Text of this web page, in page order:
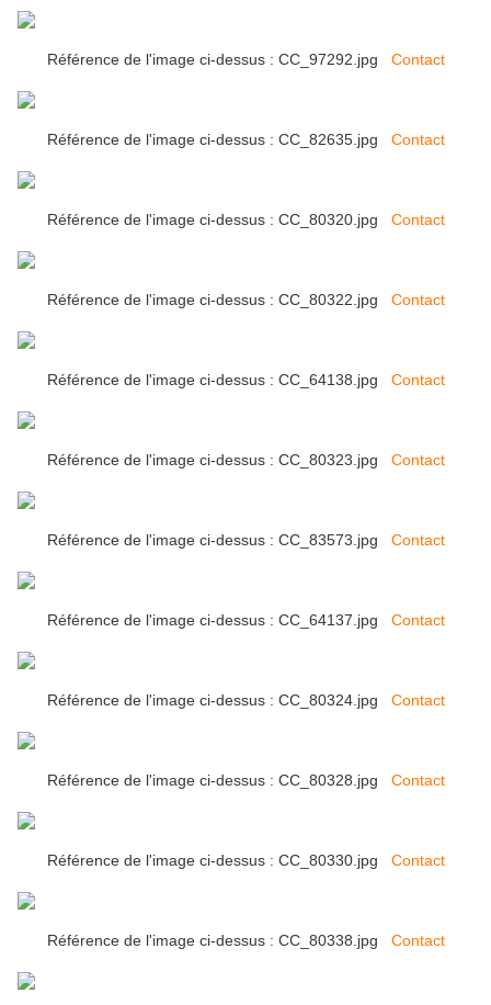
Référence de l'image ci-dessus : CC_97292.jpg Contact
Référence de l'image ci-dessus : CC_82635.jpg Contact
Référence de l'image ci-dessus : CC_80320.jpg Contact
Référence de l'image ci-dessus : CC_80322.jpg Contact
Référence de l'image ci-dessus : CC_64138.jpg Contact
Référence de l'image ci-dessus : CC_80323.jpg Contact
Référence de l'image ci-dessus : CC_83573.jpg Contact
Référence de l'image ci-dessus : CC_64137.jpg Contact
Référence de l'image ci-dessus : CC_80324.jpg Contact
Référence de l'image ci-dessus : CC_80328.jpg Contact
Référence de l'image ci-dessus : CC_80330.jpg Contact
Référence de l'image ci-dessus : CC_80338.jpg Contact